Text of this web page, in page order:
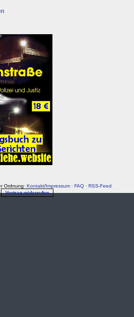
Ordnung· Kontakt/Impressum· FAQ· RSS-Feed
Vertrag widerrufen